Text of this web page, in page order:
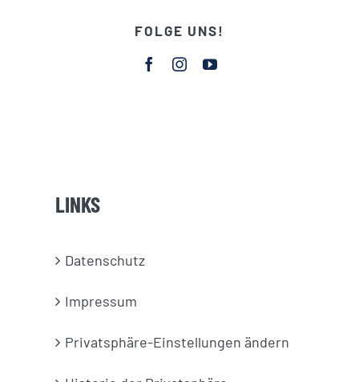
FOLGE UNS!
LINKS
Datenschutz
Impressum
Privatsphäre-Einstellungen ändern